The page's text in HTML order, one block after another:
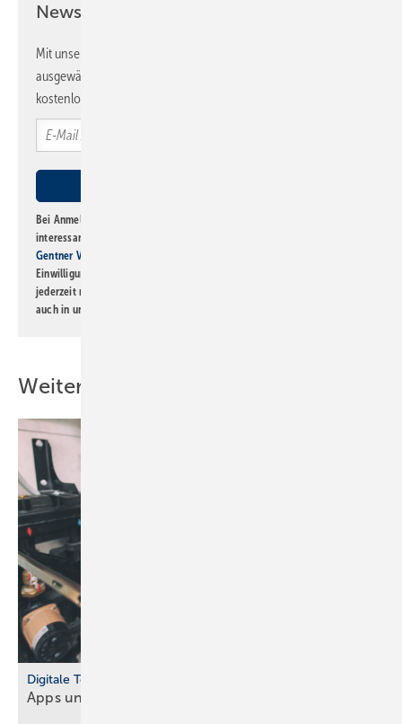
Newsletter!
Mit unserem Newsletter erhalten Sie regelmäßig von uns
ausgewählte Informationen und Neuigkeiten, gebündelt und
kostenlos direkt ins Postfach.
Bei Anmeldung zu diesem Newsletter bin ich damit einverstanden, über
interessante Verlags- und Online-Angebote
Gentner Verlag GmbH & Co. KG
Einwilligung kann ich jederzeit widerrufen und eine Abmeldung ist
jederzeit möglich. Informationen zum Umgang mit Daten finden Sie
auch in unserer
Weitere Inhalte
Digitale Tools
Apps und Soft­ware für Hand­werker und